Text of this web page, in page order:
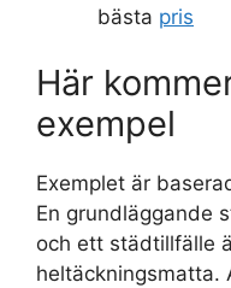
bästa pris
Här
exempel
Exemplet är
En grundläggande
och ett städtillfälle
heltäckningsmatta.